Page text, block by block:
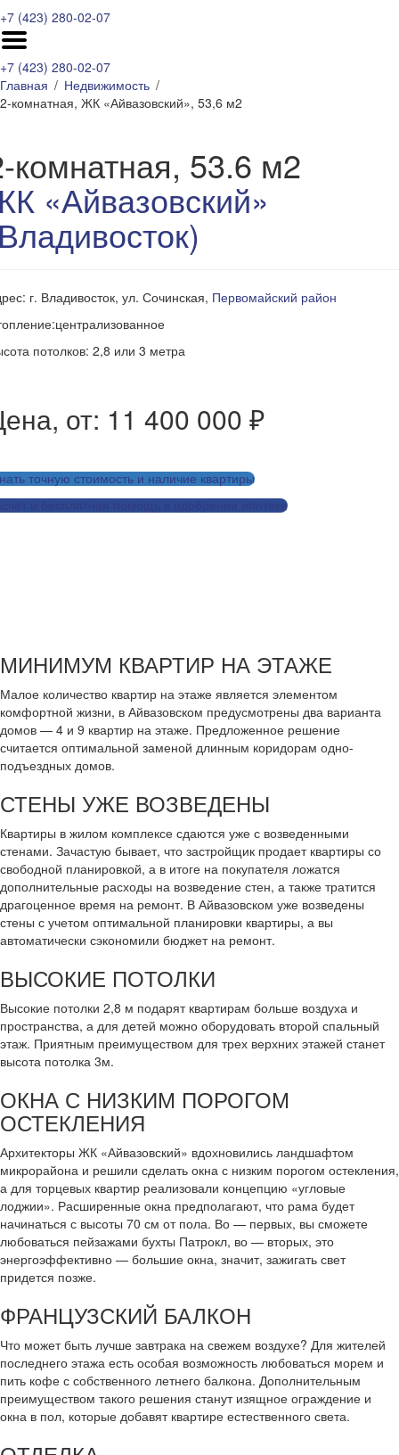
+7 (423) 280-02-07
+7 (423) 280-02-07
Главная
Недвижимость
2-комнатная, ЖК «Айвазовский», 53,6 м2
комнатная, 53.6 м2
«Айвазовский»
г. Владивосток, ул. Сочинская, Первомайский район
потолков: 2,8 или 3 метра
от: 11 400 000 ₽
точную стоимость и наличие квартиры
и бесплатная помощь в одобрении ипотеки
МИНИМУМ КВАРТИР НА ЭТАЖЕ
Малое количество квартир на этаже является элементом
комфортной жизни, в Айвазовском предусмотрены два варианта
домов — 4 и 9 квартир на этаже. Предложенное решение
считается оптимальной заменой длинным коридорам одно-
подъездных домов.
СТЕНЫ УЖЕ ВОЗВЕДЕНЫ
Квартиры в жилом комплексе сдаются уже с возведенными
стенами. Зачастую бывает, что застройщик продает квартиры со
свободной планировкой, а в итоге на покупателя ложатся
дополнительные расходы на возведение стен, а также тратится
драгоценное время на ремонт. В Айвазовском уже возведены
стены с учетом оптимальной планировки квартиры, а вы
автоматически сэкономили бюджет на ремонт.
ВЫСОКИЕ ПОТОЛКИ
Высокие потолки 2,8 м подарят квартирам больше воздуха и
пространства, а для детей можно оборудовать второй спальный
этаж. Приятным преимуществом для трех верхних этажей станет
высота потолка 3м.
ОКНА С НИЗКИМ ПОРОГОМ
ОСТЕКЛЕНИЯ
Архитекторы ЖК «Айвазовский» вдохновились ландшафтом
микрорайона и решили сделать окна с низким порогом остекления,
а для торцевых квартир реализовали концепцию «угловые
лоджии». Расширенные окна предполагают, что рама будет
начинаться с высоты 70 см от пола. Во — первых, вы сможете
любоваться пейзажами бухты Патрокл, во — вторых, это
энергоэффективно — большие окна, значит, зажигать свет
придется позже.
ФРАНЦУЗСКИЙ БАЛКОН
Что может быть лучше завтрака на свежем воздухе? Для жителей
последнего этажа есть особая возможность любоваться морем и
пить кофе с собственного летнего балкона. Дополнительным
преимуществом такого решения станут изящное ограждение и
окна в пол, которые добавят квартире естественного света.